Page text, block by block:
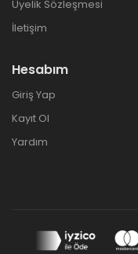
Üyelik Sözleşmesi
İletişim
Hesabım
Giriş Yap
Kayıt Ol
Yardım